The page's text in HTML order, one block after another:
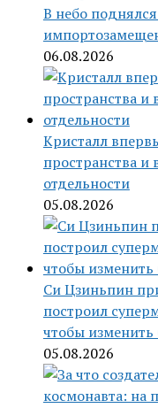
В небо
06.08.2026
Кристалл
пространства и
отдельности
05.08.2026
Си Цзиньпин
построил
чтобы
05.08.2026